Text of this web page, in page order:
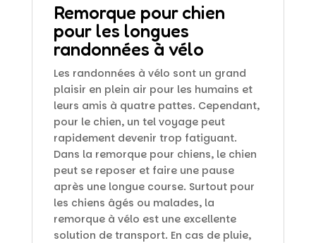
Remorque pour chien
pour les longues
randonnées à vélo
Les randonnées à vélo sont un grand
plaisir en plein air pour les humains et
leurs amis à quatre pattes. Cependant,
pour le chien, un tel voyage peut
rapidement devenir trop fatiguant.
Dans la remorque pour chiens, le chien
peut se reposer et faire une pause
après une longue course. Surtout pour
les chiens âgés ou malades, la
remorque à vélo est une excellente
solution de transport. En cas de pluie,